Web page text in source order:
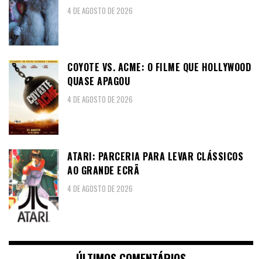
4 DE AGOSTO DE 2026
COYOTE VS. ACME: O FILME QUE HOLLYWOOD
QUASE APAGOU
4 DE AGOSTO DE 2026
ATARI: PARCERIA PARA LEVAR CLÁSSICOS
AO GRANDE ECRÃ
4 DE AGOSTO DE 2026